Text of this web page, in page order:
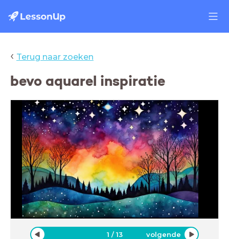
‹ Terug naar zoeken
bevo aquarel inspiratie
1 /13 volgende